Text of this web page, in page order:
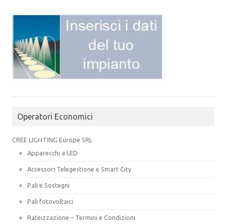
Operatori Economici
CREE LIGHTING Europe SRL
Apparecchi a LED
Accessori Telegestione e Smart City
Pali e Sostegni
Pali fotovoltaici
Rateizzazione – Termini e Condizioni